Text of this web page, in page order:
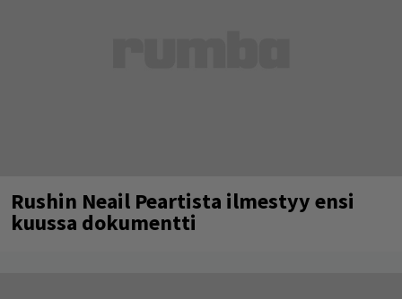
Rushin Neail Peartista ilmestyy ensi
kuussa dokumentti